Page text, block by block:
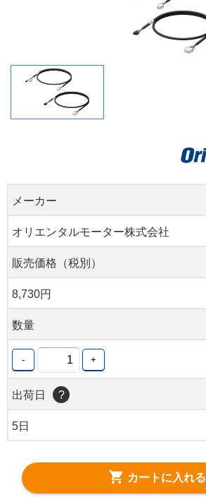
メーカー
オリエンタルモーター株式会社
販売価格（税別）
8,730円
数量
- +
出荷日 ?
5日
カートに入れる